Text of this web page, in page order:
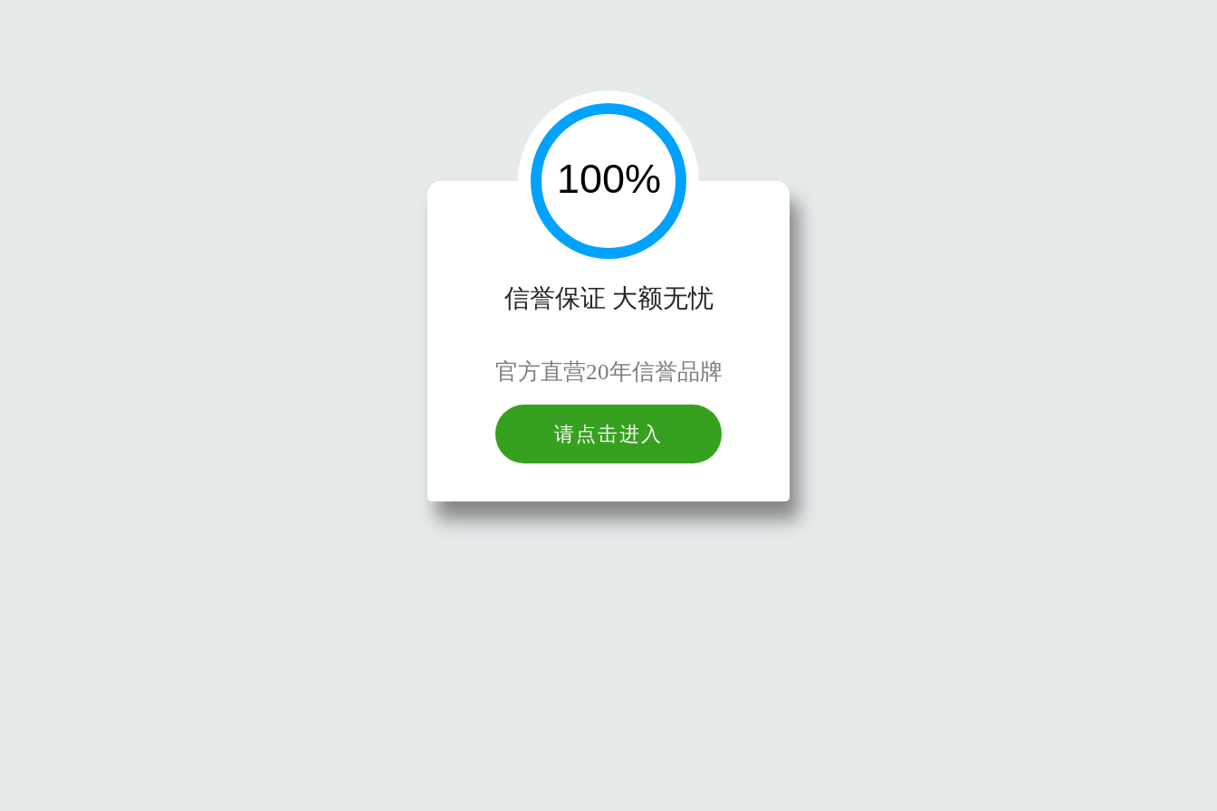
信誉保证 大额无忧
官方直营20年信誉品牌
请点击进入